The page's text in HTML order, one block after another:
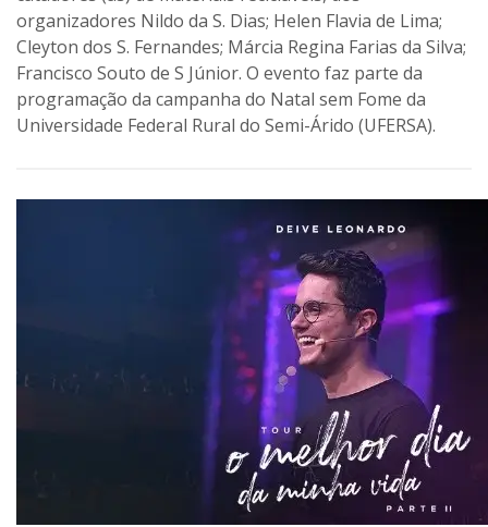
organizadores Nildo da S. Dias; Helen Flavia de Lima;
Cleyton dos S. Fernandes; Márcia Regina Farias da Silva;
Francisco Souto de S Júnior. O evento faz parte da
programação da campanha do Natal sem Fome da
Universidade Federal Rural do Semi-Árido (UFERSA).